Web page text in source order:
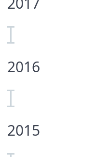
2016
2015